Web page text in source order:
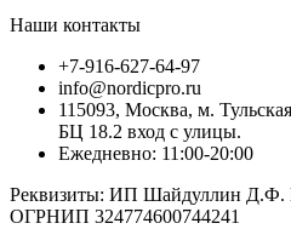
Наши контакты
+7-916-627-64-97
info@nordicpro.ru
115093, Москва, м.
БЦ 18.2 вход с улицы.
Ежедневно: 11:00-20:00
Реквизиты: ИП Шайдуллин Д.Ф.
ОГРНИП 324774600744241